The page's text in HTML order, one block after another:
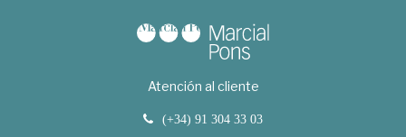
Atención al cliente
(+34) 91 304 33 03